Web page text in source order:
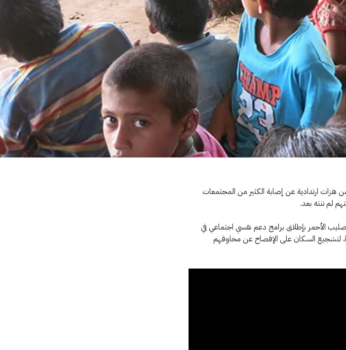
هزات ارتدادية عن إصابة الكثير من المجتمعات
لم تنته بعد.
للصليب الأحمر بإطلاق برامج دعم نفسي اجتماعي في
لتشجيع السكان على الإفصاح عن مخاوفهم